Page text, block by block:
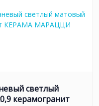
светлый
керамогранит